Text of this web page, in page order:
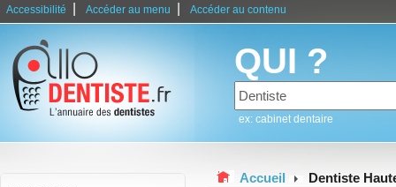
Accessibilité Accéder au menu Accéder au contenu
QUI ?
ex: cabinet dentaire
Accueil Dentiste